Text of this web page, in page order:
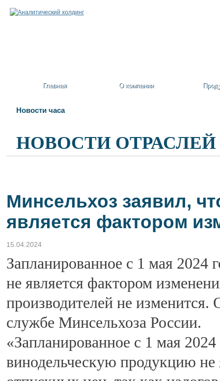
Главная О компании
Новости часа
НОВОСТИ ОТРАСЛЕЙ
Минсельхоз заявил,
является фактором
15.04.2024
Запланированное с 1 мая
не является фактором
производителей не
службе Минсельхоза России.
«Запланированное с 1 мая
винодельческую продукцию не